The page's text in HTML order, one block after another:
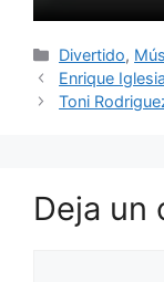
Categorías
Divertido,
Enrique
Toni
Deja un